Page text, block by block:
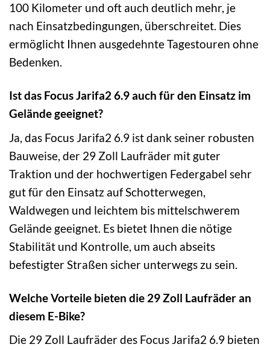
100 Kilometer und oft auch deutlich mehr, je
nach Einsatzbedingungen, überschreitet. Dies
ermöglicht Ihnen ausgedehnte Tagestouren ohne
Bedenken.
Ist das Focus Jarifa2 6.9 auch für den Einsatz im
Gelände geeignet?
Ja, das Focus Jarifa2 6.9 ist dank seiner robusten
Bauweise, der 29 Zoll Laufräder mit guter
Traktion und der hochwertigen Federgabel sehr
gut für den Einsatz auf Schotterwegen,
Waldwegen und leichtem bis mittelschwerem
Gelände geeignet. Es bietet Ihnen die nötige
Stabilität und Kontrolle, um auch abseits
befestigter Straßen sicher unterwegs zu sein.
Welche Vorteile bieten die 29 Zoll Laufräder an
diesem E-Bike?
Die 29 Zoll Laufräder des Focus Jarifa2 6.9 bieten